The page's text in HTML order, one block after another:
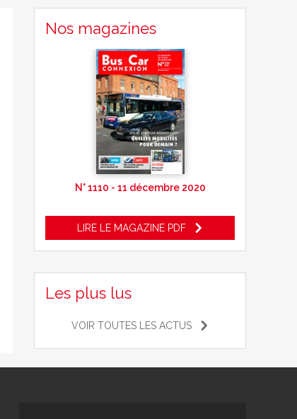
Nos magazines
N° 1110 - 11 décembre 2020
LIRE LE MAGAZINE PDF
Les plus lus
VOIR TOUTES LES ACTUS